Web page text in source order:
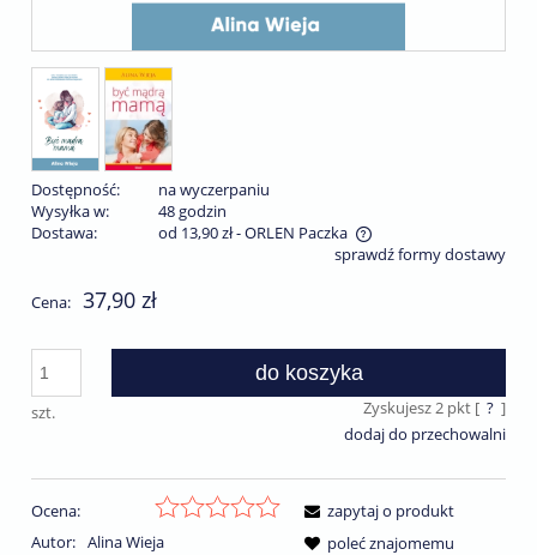
Dostępność:
na wyczerpaniu
Wysyłka w:
48 godzin
Dostawa:
od 13,90 zł- ORLEN Paczka
Cena nie zawiera ewentualnych kosztów płatnościsprawdź formy dostawy
Cena: 37,90 zł
szt.
do koszyka
Zyskujesz2pkt [ ? ]
dodaj do przechowalni
Ocena:
Autor: Alina Wieja
zapytaj o produkt
poleć znajomemu